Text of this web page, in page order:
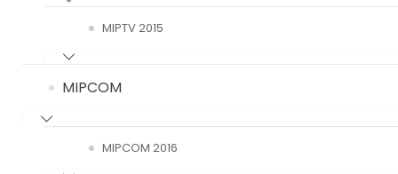
MIPTV 2015
MIPCOM
MIPCOM 2016